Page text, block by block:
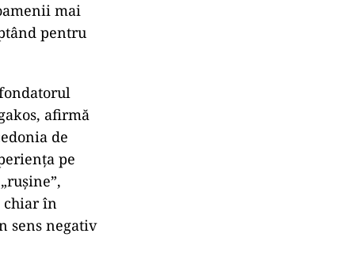
mai
pentru
afirmă
de
pe
chiar în
sens negativ